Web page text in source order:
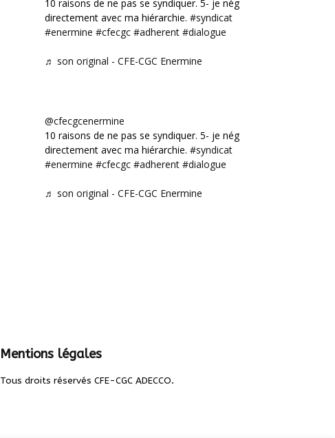
10 raisons de ne pas se syndiquer. 5- je négocie
directement avec ma hiérarchie. #syndicat
#enermine #cfecgc #adherent #dialogue
♬ son original - CFE-CGC Enermine
@cfecgcenermine
10 raisons de ne pas se syndiquer. 5- je négocie
directement avec ma hiérarchie. #syndicat
#enermine #cfecgc #adherent #dialogue
♬ son original - CFE-CGC Enermine
Mentions légales
Tous droits réservés CFE-CGC ADECCO.